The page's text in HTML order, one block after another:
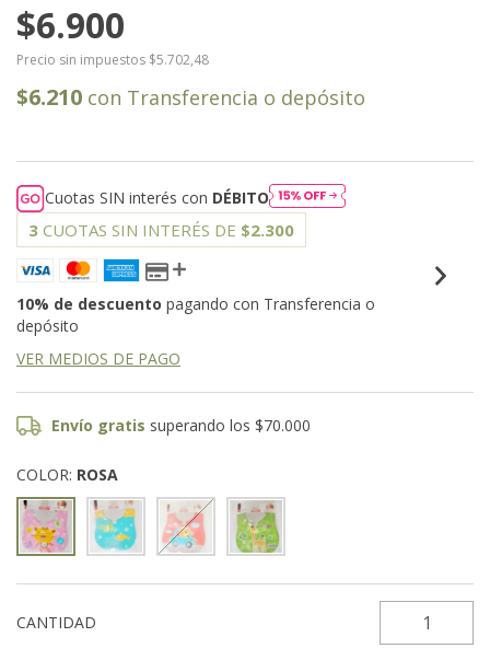
$6.900
Precio sin impuestos $5.702,48
$6.210 con Transferencia o depósito
Cuotas SIN interés con DÉBITO
3 CUOTAS SIN INTERÉS DE $2.300
10% de descuento pagando con Transferencia o
depósito
VER MEDIOS DE PAGO
Envío gratis superando los$70.000
COLOR: ROSA
CANTIDAD